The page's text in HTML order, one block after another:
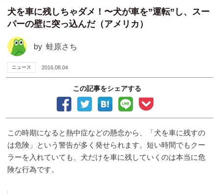
犬を車に残しちゃダメ！〜犬が車を”運転”し、スー
パーの壁に突っ込んだ（アメリカ）
by 蛙原さち
ニュース 2016.08.04
この記事をシェアする
この時期になると熱中症などの懸念から、「犬を車に残すの
は危険」という警告が多く発せられます。短い時間でもクー
ラーを入れていても、犬だけを車に残していくのは本当に危
険な行為です。